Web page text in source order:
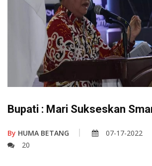
Bupati : Mari Sukseskan
By HUMA BETANG 07-17-2022
20